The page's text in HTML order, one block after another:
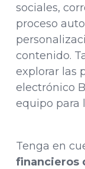
sociales,
proceso
contenido.
explorar las
electrónico
equipo para
Tenga en
financieros